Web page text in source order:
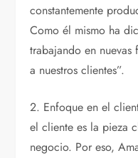
constantemente
Como él mismo ha
trabajando en
a nuestros clientes”.
2. Enfoque en el
el cliente es la pieza
negocio. Por eso,